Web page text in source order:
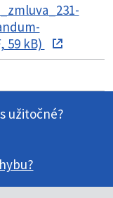
59 kB)
užitočné?